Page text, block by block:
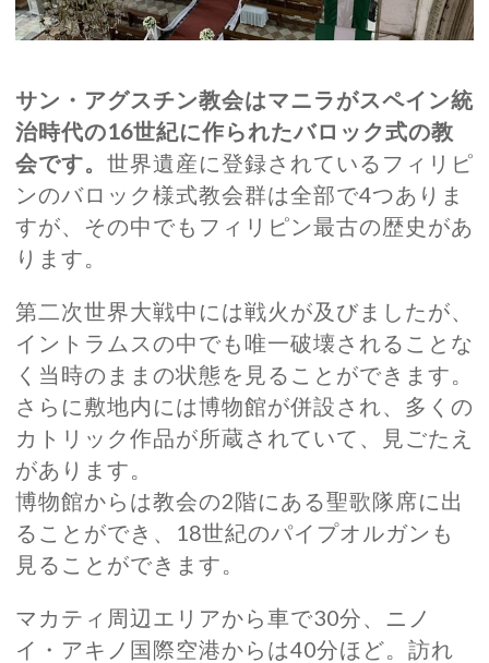
サン・アグスチン教会はマニラがスペイン統
治時代の16世紀に作られたバロック式の教
会です。 世界遺産に登録されているフィリピ
ンのバロック様式教会群は全部で4つありま
すが、その中でもフィリピン最古の歴史があ
ります。
第二次世界大戦中には戦火が及びましたが、
イントラムスの中でも唯一破壊されることな
く当時のままの状態を見ることができます。
さらに敷地内には博物館が併設され、多くの
カトリック作品が所蔵されていて、見ごたえ
があります。
博物館からは教会の2階にある聖歌隊席に出
ることができ、18世紀のパイプオルガンも
見ることができます。
マカティ周辺エリアから車で30分、ニノ
イ・アキノ国際空港からは40分ほど。訪れ